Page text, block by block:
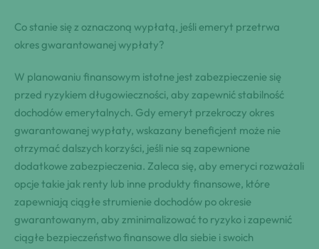
Co stanie się z oznaczoną wypłatą, jeśli emeryt przetrwa
okres gwarantowanej wypłaty?
W planowaniu finansowym istotne jest zabezpieczenie się
przed ryzykiem długowieczności, aby zapewnić stabilność
dochodów emerytalnych. Gdy emeryt przekroczy okres
gwarantowanej wypłaty, wskazany beneficjent może nie
otrzymać dalszych korzyści, jeśli nie są zapewnione
dodatkowe zabezpieczenia. Zaleca się, aby emeryci rozważali
opcje takie jak renty lub inne produkty finansowe, które
zapewniają ciągłe strumienie dochodów po okresie
gwarantowanym, aby zminimalizować to ryzyko i zapewnić
ciągłe bezpieczeństwo finansowe dla siebie i swoich